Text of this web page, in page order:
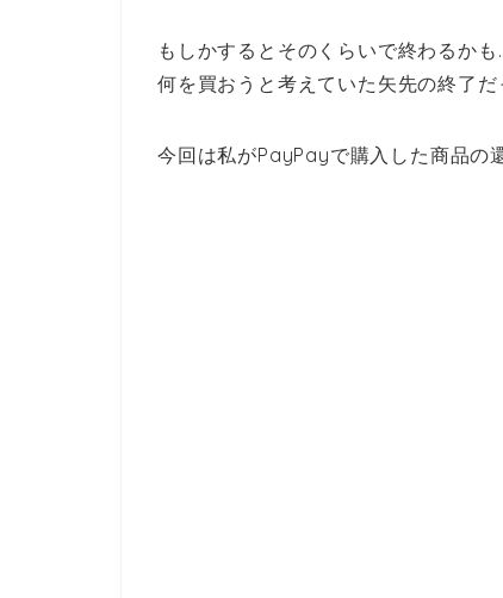
もしかするとそのくらいで終わるか
何を買おうと考えていた矢先の終了だ
今回は私がPayPayで購入した商品の